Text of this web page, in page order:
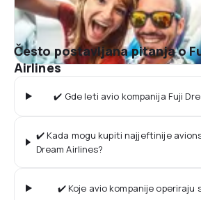
Često postavljana pitanja o
Airlines
✔️ Gde leti avio kompanija Fuji
✔️ Kada mogu kupiti najjeftinije
Dream Airlines?
✔️ Koje avio kompanije operiraju